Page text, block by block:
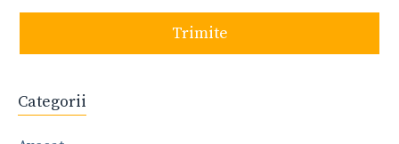
Trimite
Categorii